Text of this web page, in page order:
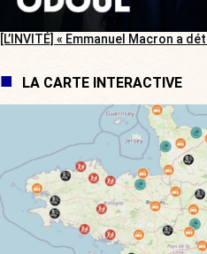
[L’INVITÉ] « Emmanuel Macron a
LA CARTE INTERACTIVE